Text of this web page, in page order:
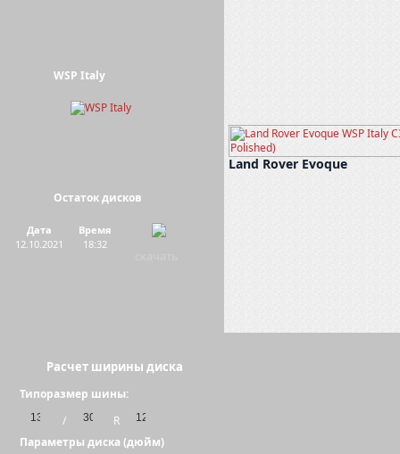
Land Rover Evoque
WSP Italy
Остаток дисков
Дата
12.10.2021
Время
18:32
Расчет ширины диска
Типоразмер шины:
/
R
Параметры диска (дюйм)